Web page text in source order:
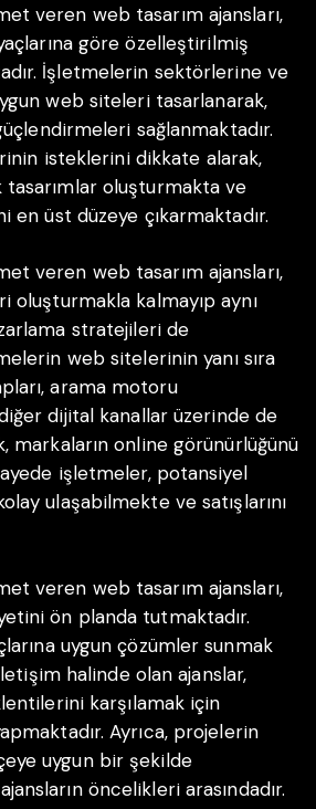
veren web tasarım ajansları,
göre özelleştirilmiş
İşletmelerin sektörlerine ve
web siteleri tasarlanarak,
sağlanmaktadır.
isteklerini dikkate alarak,
oluşturmakta ve
en üst düzeye çıkarmaktadır.
veren web tasarım ajansları,
oluşturmakla kalmayıp aynı
stratejileri de
web sitelerinin yanı sıra
arama motoru
dijital kanallar üzerinde de
online görünürlüğünü
işletmeler, potansiyel
ulaşabilmekte ve satışlarını
veren web tasarım ajansları,
ön planda tutmaktadır.
uygun çözümler sunmak
halinde olan ajanslar,
karşılamak için
Ayrıca, projelerin
uygun bir şekilde
öncelikleri arasındadır.